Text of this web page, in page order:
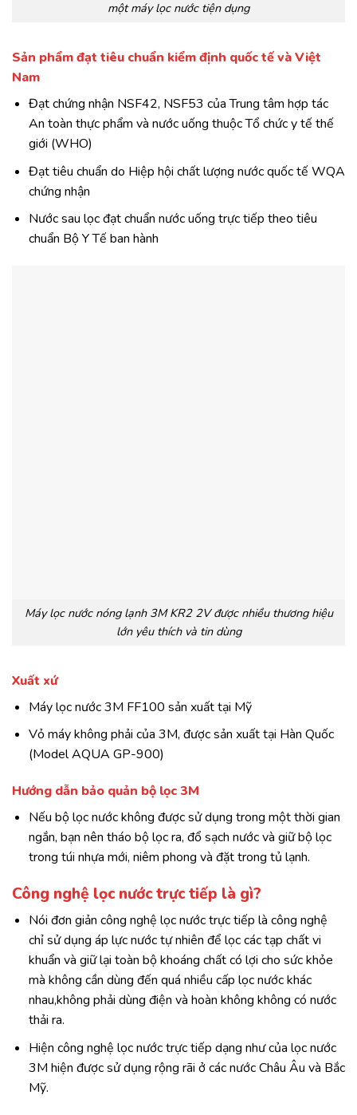
một máy lọc nước tiện dụng
Sản phẩm đạt tiêu chuẩn kiểm định quốc tế và Việt
Nam
Đạt chứng nhận NSF42, NSF53 của Trung tâm hợp tác
An toàn thực phẩm và nước uống thuộc Tổ chức y tế thế
giới (WHO)
Đạt tiêu chuẩn do Hiệp hội chất lượng nước quốc tế WQA
chứng nhận
Nước sau lọc đạt chuẩn nước uống trực tiếp theo tiêu
chuẩn Bộ Y Tế ban hành
Máy lọc nước nóng lạnh 3M KR2 2V được nhiều thương hiệu
lớn yêu thích và tin dùng
Xuất xứ
Máy lọc nước 3M FF100 sản xuất tại Mỹ
Vỏ máy không phải của 3M, được sản xuất tại Hàn Quốc
(Model AQUA GP-900)
Hướng dẫn bảo quản bộ lọc 3M
Nếu bộ lọc nước không được sử dụng trong một thời gian
ngắn, bạn nên tháo bộ lọc ra, đổ sạch nước và giữ bộ lọc
trong túi nhựa mới, niêm phong và đặt trong tủ lạnh.
Công nghệ lọc nước trực tiếp là gì?
Nói đơn giản công nghệ lọc nước trực tiếp là công nghệ
chỉ sử dụng áp lực nước tự nhiên để lọc các tạp chất vi
khuẩn và giữ lại toàn bộ khoáng chất có lợi cho sức khỏe
mà không cần dùng đến quá nhiều cấp lọc nước khác
nhau,không phải dùng điện và hoàn không không có nước
thải ra.
Hiện công nghệ lọc nước trực tiếp dạng như của lọc nước
3M hiện được sử dụng rộng rãi ở các nước Châu Âu và Bắc
Mỹ.